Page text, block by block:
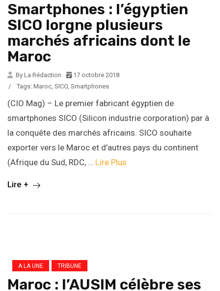
Smartphones : l’égyptien
SICO lorgne plusieurs
marchés africains dont le
Maroc
By La Rédaction
17 octobre 2018
/
Tags: Maroc, SICO, Smartphones
(CIO Mag) – Le premier fabricant égyptien de
smartphones SICO (Silicon industrie corporation) par à
la conquête des marchés africains. SICO souhaite
exporter vers le Maroc et d’autres pays du continent
(Afrique du Sud, RDC, … Lire Plus
Lire +
A LA UNE TRIBUNE
Maroc : l’AUSIM célèbre ses